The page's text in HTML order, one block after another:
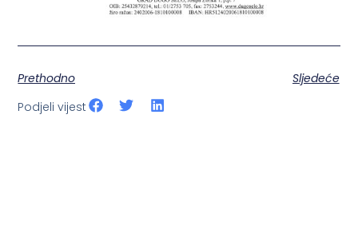
Prethodno
Sljedeće
Podjeli vijest